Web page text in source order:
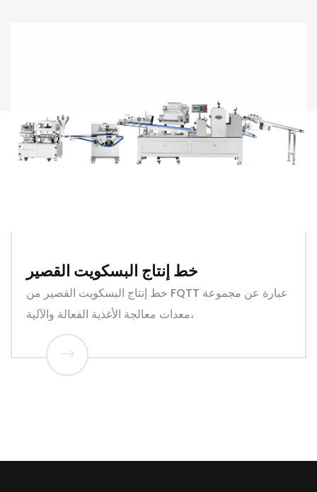
خط إنتاج البسكويت القصير
خط إنتاج البسكويت القصير من FQTT عبارة عن مجموعة
معدات معالجة الأغذية الفعالة والآلية،